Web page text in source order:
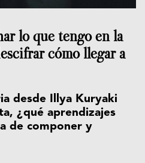
lo que tengo en la
cómo llegar a
desde Illya Kuryaki
¿qué aprendizajes
de componer y